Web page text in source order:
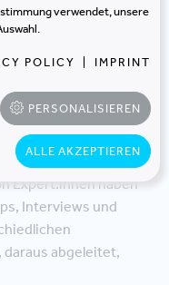
und
Expert:innen haben
Interviews und
abgeleitet,
verwendet, unsere
POLICY IMPRINT
PERSONALISIEREN
ALLE AKZEPTIEREN